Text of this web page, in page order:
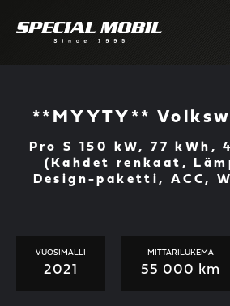
**MYYTY**
Pro S 150 kW, 77 kWh,
(Kahdet renkaat,
Design-paketti, ACC,
VUOSIMALLI
2021
MITTARILUKEMA
55 000 km